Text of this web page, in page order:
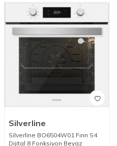
Silverline
Silverline BO6504W01 Fırın S4
Dijital 8 Fonksiyon Beyaz